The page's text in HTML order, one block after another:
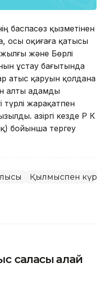
баспасөз қызметінен
осы оқиғаға қатысы
және Бөрлі
ұстау бағытында
атыс қаруын қолдана
алты адамды
түрлі жарақатпен
Қазіргі кезде ҚР ҚК
бойынша тергеу
Қылмыспен
саласы қалай